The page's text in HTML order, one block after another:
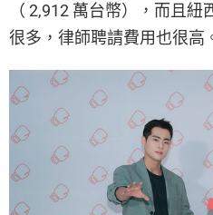
（ 2,912 萬台幣），而且
很多，律師聘請費用也很高